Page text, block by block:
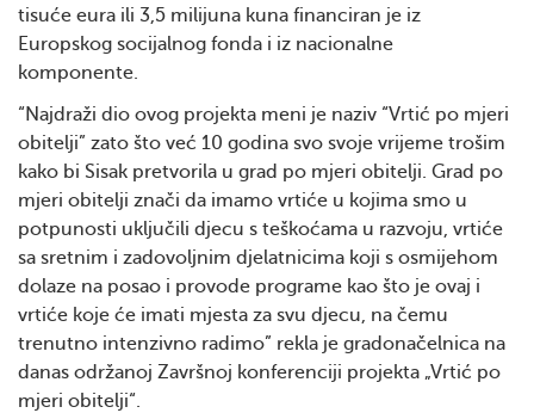
tisuće eura ili 3,5 milijuna kuna financiran je iz
Europskog socijalnog fonda i iz nacionalne
komponente.
“Najdraži dio ovog projekta meni je naziv “Vrtić po mjeri
obitelji” zato što već 10 godina svo svoje vrijeme trošim
kako bi Sisak pretvorila u grad po mjeri obitelji. Grad po
mjeri obitelji znači da imamo vrtiće u kojima smo u
potpunosti uključili djecu s teškoćama u razvoju, vrtiće
sa sretnim i zadovoljnim djelatnicima koji s osmijehom
dolaze na posao i provode programe kao što je ovaj i
vrtiće koje će imati mjesta za svu djecu, na čemu
trenutno intenzivno radimo” rekla je gradonačelnica na
danas održanoj Završnoj konferenciji projekta „Vrtić po
mjeri obitelji“.